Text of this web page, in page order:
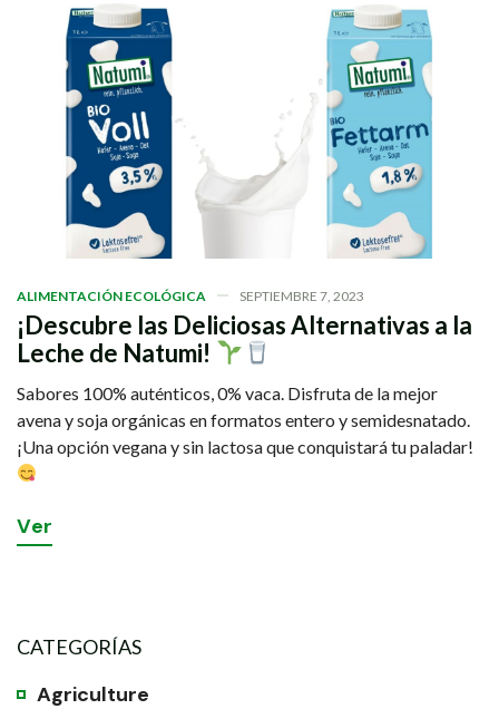
ALIMENTACIÓN ECOLÓGICA SEPTIEMBRE 7, 2023
¡Descubre las Deliciosas Alternativas a la
Leche de Natumi!
Sabores 100% auténticos, 0% vaca. Disfruta de la mejor
avena y soja orgánicas en formatos entero y semidesnatado.
¡Una opción vegana y sin lactosa que conquistará tu paladar!
Ver
CATEGORÍAS
Agriculture